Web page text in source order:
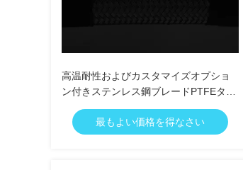
高温耐性およびカスタマイズオプショ
ン付きステンレス鋼ブレードPTFEター
ボオイルパイプアセンブリ
最もよい価格を得なさい